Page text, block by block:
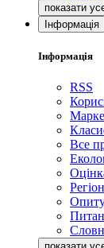
Інформація
Інформація
RSS
Все